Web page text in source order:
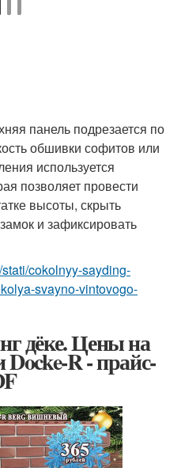
панель подрезается по
обшивки софитов или
используется
позволяет провести
высоты, скрыть
и зафиксировать
cokolnyy-sayding-
svayno-vintovogo-
дёке. Цены на
R - прайс-